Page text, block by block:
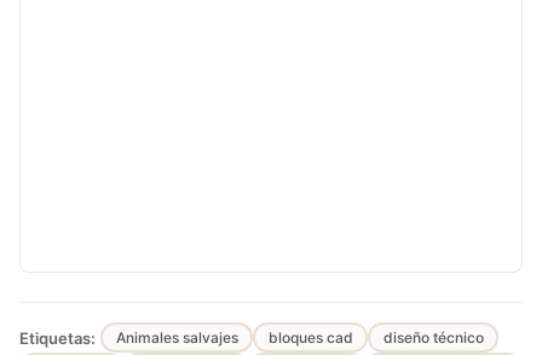
Etiquetas: Animales salvajes bloques cad
diseño técnico